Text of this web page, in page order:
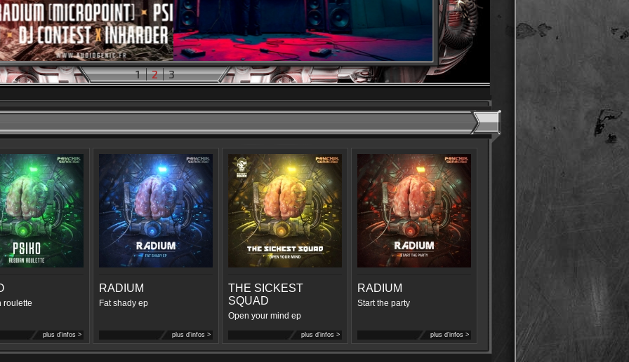
1 2 3
roulette
plus d'infos >
RADIUM
Fat shady ep
plus d'infos >
THE SICKEST
SQUAD
Open your mind ep
plus d'infos >
RADIUM
Start the party
plus d'infos >